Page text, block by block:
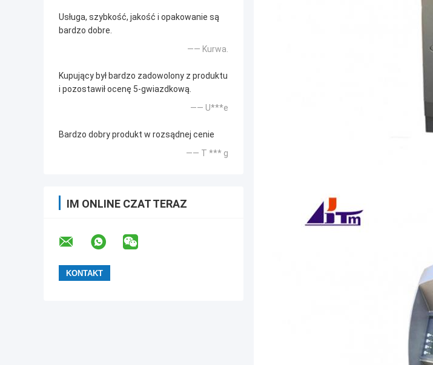
Usługa, szybkość, jakość i opakowanie są
bardzo dobre.
—— Kurwa.
Kupujący był bardzo zadowolony z produktu
i pozostawił ocenę 5-gwiazdkową.
—— U***e
Bardzo dobry produkt w rozsądnej cenie
—— T *** g
IM ONLINE CZAT TERAZ